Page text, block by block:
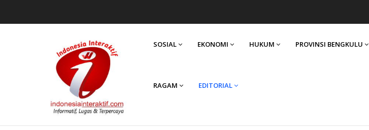
MAIN
SOSIAL EKONOMI HUKUM PROVINSI BENGKULU
RAGAM EDITORIAL